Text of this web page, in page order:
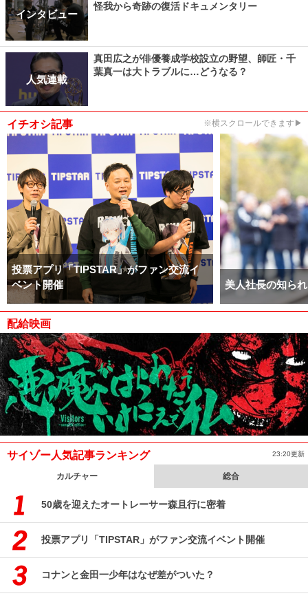
インタビュー
怪我から奇跡の復活ドキュメンタリー
人気連載
真田広之が俳優養成学校設立の野望、師匠・千
葉真一は大トラブルに…どうなる？
イチオシ記事 ※横スクロールできます▶
投票アプリ「TIPSTAR」がファン交流イ
ベント開催
美人社長の知ら
配給映画
サイゾー人気記事ランキング 23:20更新
カルチャー 総合
50歳を迎えたオートレーサー森且行に密着
投票アプリ「TIPSTAR」がファン交流イベント開催
コナンと金田一少年はなぜ差がついた？